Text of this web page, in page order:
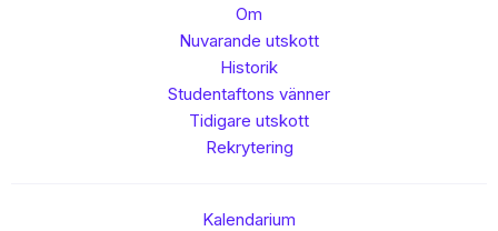
Om
Nuvarande utskott
Historik
Studentaftons vänner
Tidigare utskott
Rekrytering
Kalendarium